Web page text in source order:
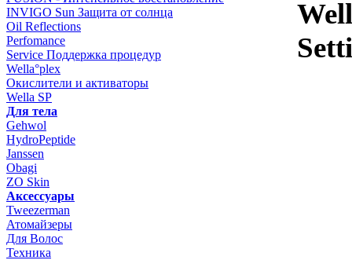
INVIGO Sun Защита от солнца
Oil Reflections
Perfomance
Service Поддержка процедур
Wella°plex
Окислители и активаторы
Wella SP
Для тела
Gehwol
HydroPeptide
Janssen
Obagi
ZO Skin
Aксессуары
Tweezerman
Атомайзеры
Для Волос
Техника